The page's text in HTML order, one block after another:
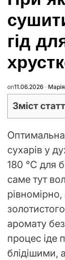
гід
on11.06.2026
Зміст
сухарів у
180 °C для
саме тут
аромату
процес іде
блідішими,